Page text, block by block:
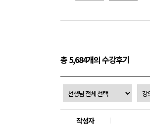
총 5,684개의 수강후기
작성자